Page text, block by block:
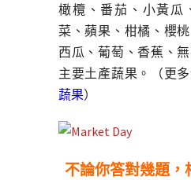
橄欖、番茄、小黃瓜
菜、蘋果、柑橘、櫻
西瓜、葡萄、香蕉、
主要土產蔬果。（更多
蔬果）
不論你答對幾題，